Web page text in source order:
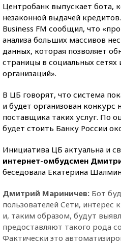
Центробанк выпускает бота,
незаконной выдачей
Business FM сообщил, что
анализа больших массивов
данных, которая позволяет
страницы в социальных сетях
организаций».
В ЦБ говорят, что система
и будет организован конкурс
поставщика таких услуг. По
будет стоить Банку России
Инициатива ЦБ актуальна и
интернет-омбудсмен
беседовала Екатерина
Дмитрий Мариничев: Бот
пользователей Сети,
и, таким образом, будут
предоставляют такого рода
Фактически это